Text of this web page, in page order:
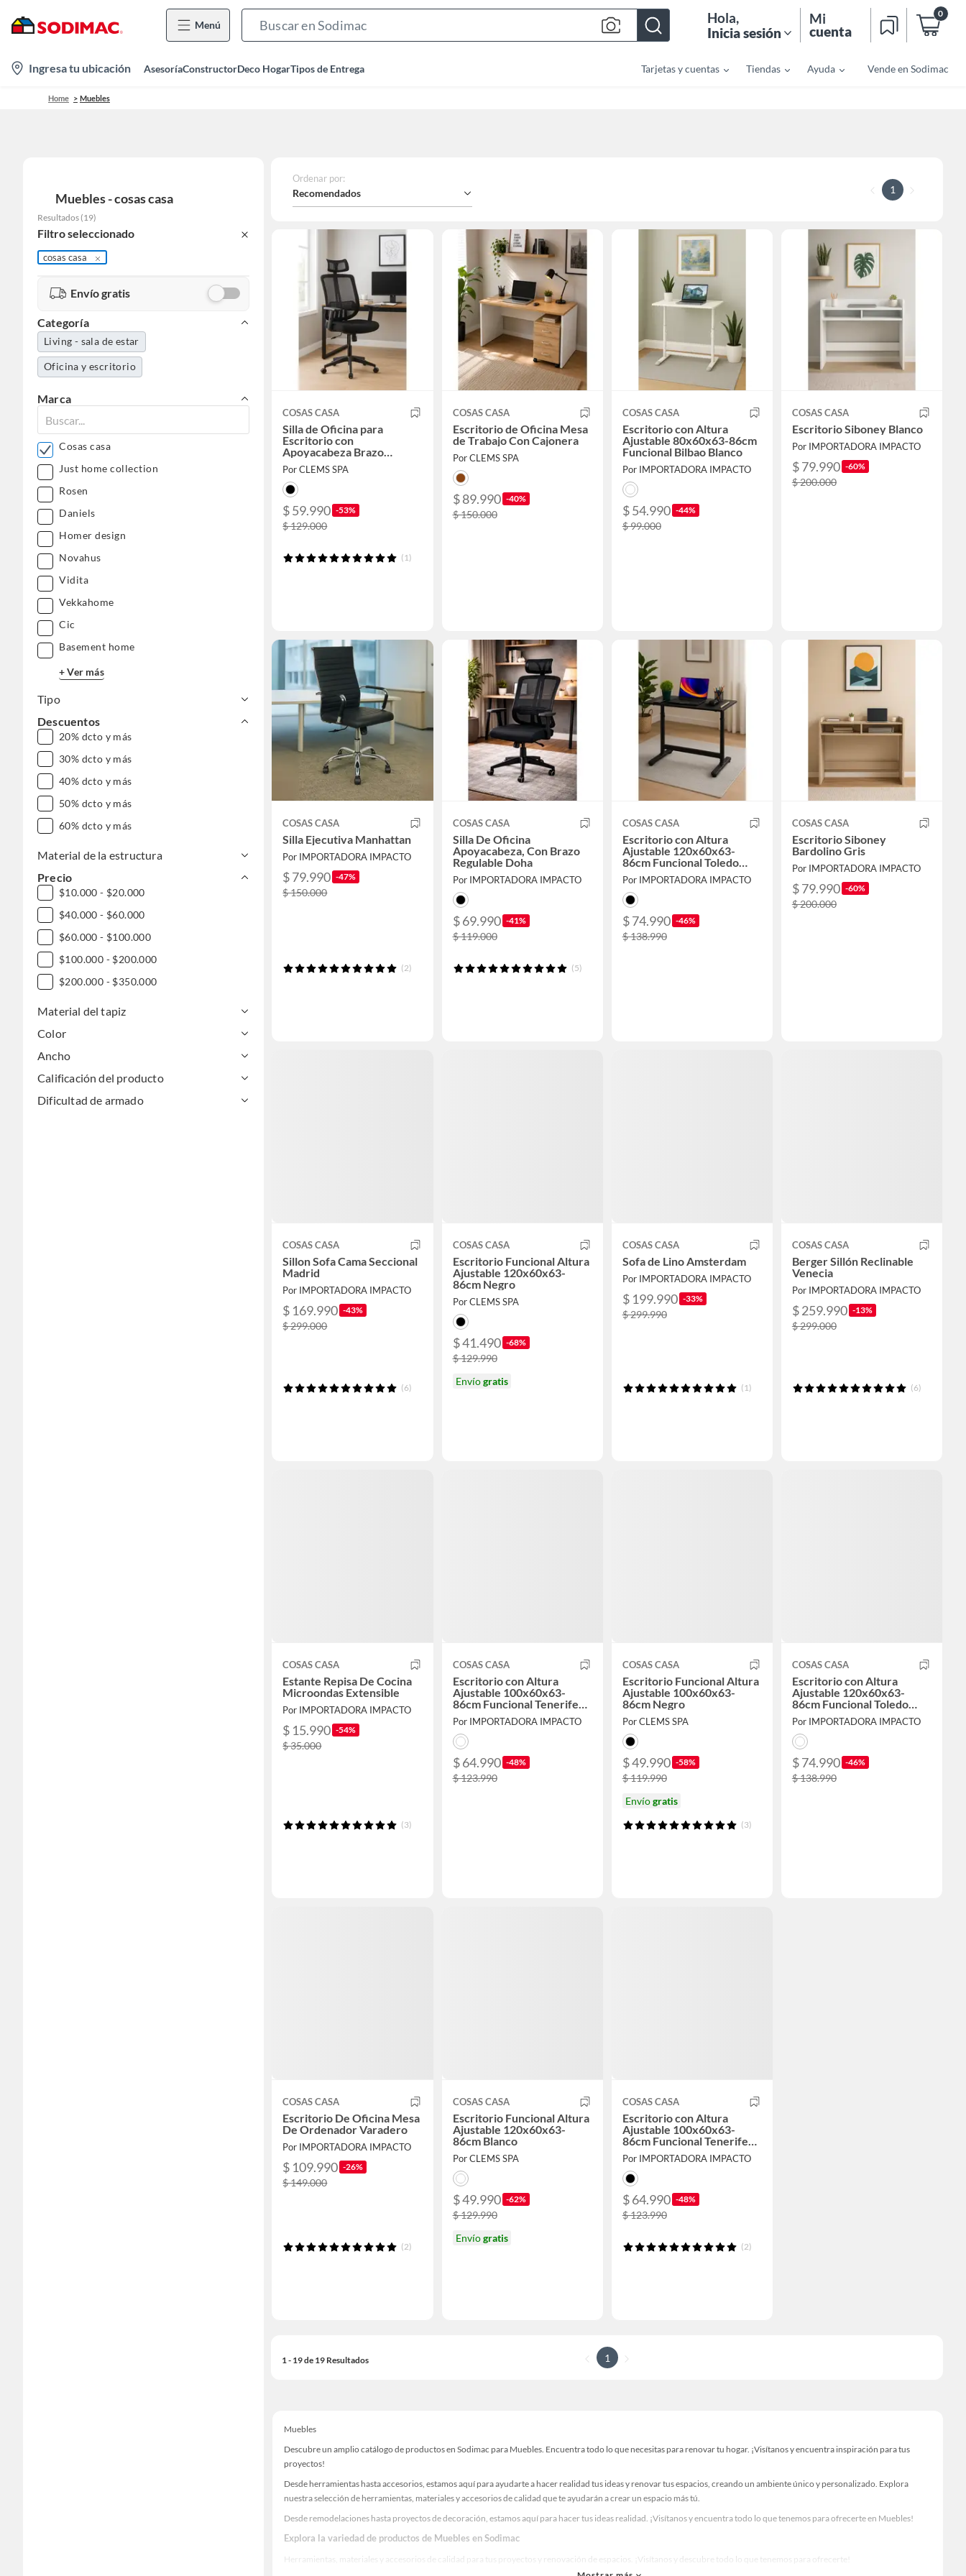
Menú
Bar
Hola,
Inicia sesión
Mi
cuenta
0
location-
icon
Ingresa tu ubicación AsesoríaConstructorDeco HogarTipos de Entrega Tarjetas y cuentas Tiendas Ayuda Vende en Sodimac
Home Muebles
Muebles - cosas casa
Resultados (19)
Filtro seleccionado
cosas casa
Envío gratis
Categoría
Living - sala de estar
Oficina y escritorio
Marca
Cosas casa
Just home collection
Rosen
Daniels
Homer design
Novahus
Vidita
Vekkahome
Cic
Basement home
+ Ver más
Tipo
Descuentos
20% dcto y más
30% dcto y más
40% dcto y más
50% dcto y más
60% dcto y más
Material de la estructura
Precio
$10.000 - $20.000
$40.000 - $60.000
$60.000 - $100.000
$100.000 - $200.000
$200.000 - $350.000
Material del tapiz
Color
Ancho
Calificación del producto
Dificultad de armado
Ordenar por:
Recomendados 1
COSAS CASA
Silla de Oficina para
Escritorio con
Apoyacabeza Brazo
Regulable Negra
Por CLEMS SPA
$ 59.990 -53%
$ 129.000
(1)
COSAS CASA
Escritorio de Oficina Mesa
de Trabajo Con Cajonera
Por CLEMS SPA
$ 89.990 -40%
$ 150.000
COSAS CASA
Escritorio con Altura
Ajustable 80x60x63-86cm
Funcional Bilbao Blanco
Por IMPORTADORA IMPACTO
$ 54.990 -44%
$ 99.000
COSAS CASA
Escritorio Siboney Blanco
Por IMPORTADORA IMPACTO
$ 79.990 -60%
$ 200.000
COSAS CASA
Silla Ejecutiva Manhattan
Por IMPORTADORA IMPACTO
$ 79.990 -47%
$ 150.000
(2)
COSAS CASA
Silla De Oficina
Apoyacabeza, Con Brazo
Regulable Doha
Por IMPORTADORA IMPACTO
$ 69.990 -41%
$ 119.000
(5)
COSAS CASA
Escritorio con Altura
Ajustable 120x60x63-
86cm Funcional Toledo
Negro
Por IMPORTADORA IMPACTO
$ 74.990 -46%
$ 138.990
COSAS CASA
Escritorio Siboney
Bardolino Gris
Por IMPORTADORA IMPACTO
$ 79.990 -60%
$ 200.000
COSAS CASA
Sillon Sofa Cama Seccional
Madrid
Por IMPORTADORA IMPACTO
$ 169.990 -43%
$ 299.000
(6)
COSAS CASA
Escritorio Funcional Altura
Ajustable 120x60x63-
86cm Negro
Por CLEMS SPA
$ 41.490 -68%
$ 129.990
Envíogratis
COSAS CASA
Sofa de Lino Amsterdam
Por IMPORTADORA IMPACTO
$ 199.990 -33%
$ 299.990
(1)
COSAS CASA
Berger Sillón Reclinable
Venecia
Por IMPORTADORA IMPACTO
$ 259.990 -13%
$ 299.000
(6)
COSAS CASA
Estante Repisa De Cocina
Microondas Extensible
Por IMPORTADORA IMPACTO
$ 15.990 -54%
$ 35.000
(3)
COSAS CASA
Escritorio con Altura
Ajustable 100x60x63-
86cm Funcional Tenerife
Blanco
Por IMPORTADORA IMPACTO
$ 64.990 -48%
$ 123.990
COSAS CASA
Escritorio Funcional Altura
Ajustable 100x60x63-
86cm Negro
Por CLEMS SPA
$ 49.990 -58%
$ 119.990
Envíogratis
(3)
COSAS CASA
Escritorio con Altura
Ajustable 120x60x63-
86cm Funcional Toledo
Blanco
Por IMPORTADORA IMPACTO
$ 74.990 -46%
$ 138.990
COSAS CASA
Escritorio De Oficina Mesa
De Ordenador Varadero
Por IMPORTADORA IMPACTO
$ 109.990 -26%
$ 149.000
(2)
COSAS CASA
Escritorio Funcional Altura
Ajustable 120x60x63-
86cm Blanco
Por CLEMS SPA
$ 49.990 -62%
$ 129.990
Envíogratis
COSAS CASA
Escritorio con Altura
Ajustable 100x60x63-
86cm Funcional Tenerife
Negro
Por IMPORTADORA IMPACTO
$ 64.990 -48%
$ 123.990
(2)
1 - 19 de 19 Resultados 1
Muebles
Descubre un amplio catálogo de productos en Sodimac para Muebles. Encuentra todo lo que necesitas para renovar tu hogar. ¡Visítanos y encuentra inspiración para tus
proyectos!
Desde herramientas hasta accesorios, estamos aquí para ayudarte a hacer realidad tus ideas y renovar tus espacios, creando un ambiente único y personalizado. Explora
nuestra selección de herramientas, materiales y accesorios de calidad que te ayudarán a crear un espacio más tú.
Desde remodelaciones hasta proyectos de decoración, estamos aquí para hacer tus ideas realidad. ¡Visítanos y encuentra todo lo que tenemos para ofrecerte en Muebles!
Explora la variedad de productos de Muebles en Sodimac
Herramientas, materiales y accesorios de calidad para tus proyectos y renovación de espacios. ¡Visítanos y descubre todo lo que tenemos para ofrecerte!